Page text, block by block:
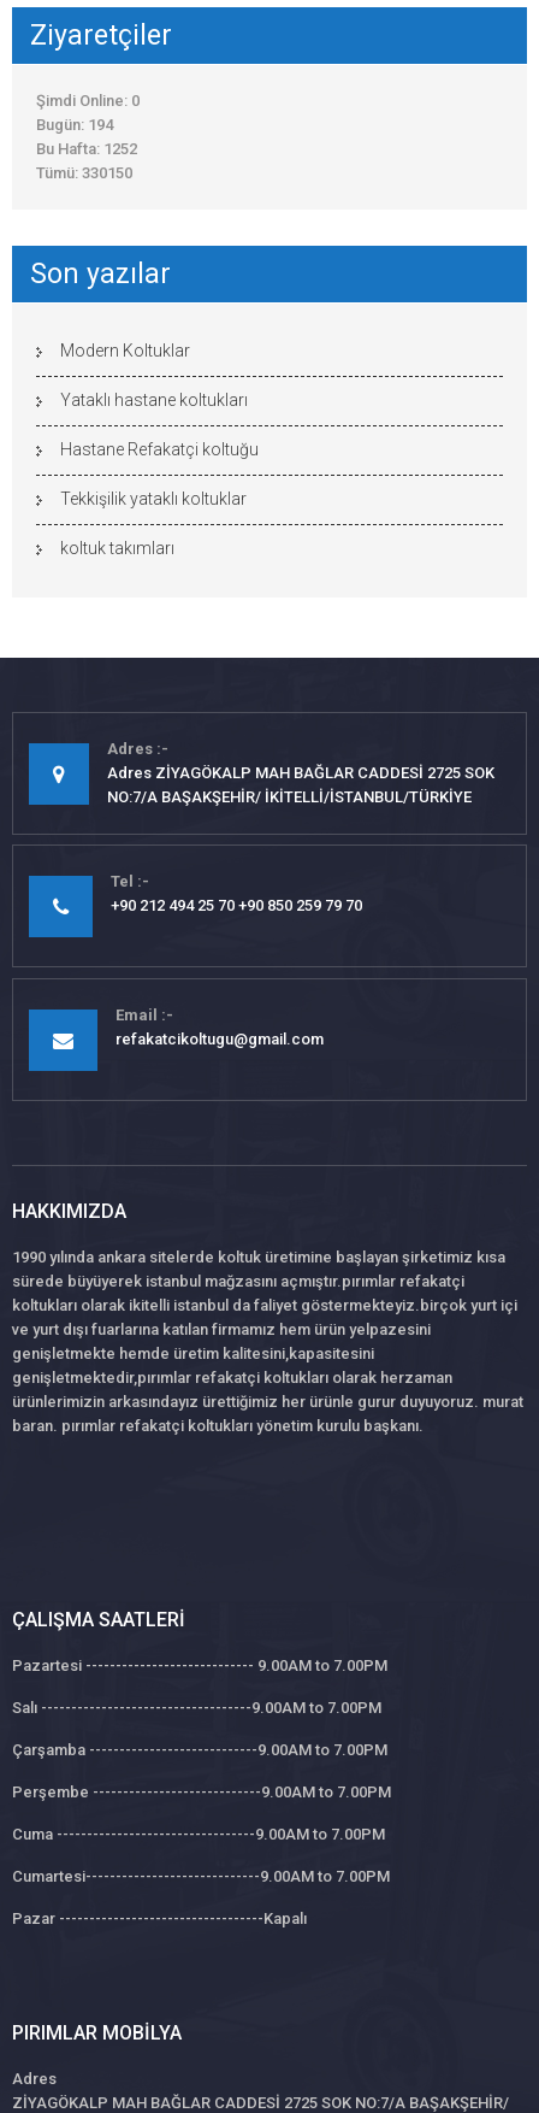
Ziyaretçiler
Şimdi Online: 0
Bugün: 194
Bu Hafta: 1252
Tümü: 330150
Son yazılar
Modern Koltuklar
Yataklı hastane koltukları
Hastane Refakatçi koltuğu
Tekkişilik yataklı koltuklar
koltuk takımları
Adres
Adres ZİYAGÖKALP MAH BAĞLAR CADDESİ 2725 SOK
NO:7/A BAŞAKŞEHİR/ İKİTELLİ/İSTANBUL/TÜRKİYE
Tel
+90 212 494 25 70 +90 850 259 79 70
Email
refakatcikoltugu@gmail.com
HAKKIMIZDA
1990 yılında ankara sitelerde koltuk üretimine başlayan şirketimiz kısa
sürede büyüyerek istanbul mağzasını açmıştır.pırımlar refakatçi
koltukları olarak ikitelli istanbul da faliyet göstermekteyiz.birçok yurt içi
ve yurt dışı fuarlarına katılan firmamız hem ürün yelpazesini
genişletmekte hemde üretim kalitesini,kapasitesini
genişletmektedir,pırımlar refakatçi koltukları olarak herzaman
ürünlerimizin arkasındayız ürettiğimiz her ürünle gurur duyuyoruz. murat
baran. pırımlar refakatçi koltukları yönetim kurulu başkanı.
ÇALIŞMA SAATLERI
Pazartesi ---------------------------- 9.00AM to 7.00PM
Salı -----------------------------------9.00AM to 7.00PM
Çarşamba ----------------------------9.00AM to 7.00PM
Perşembe ----------------------------9.00AM to 7.00PM
Cuma ---------------------------------9.00AM to 7.00PM
Cumartesi-----------------------------9.00AM to 7.00PM
Pazar ----------------------------------Kapalı
PIRIMLAR MOBILYA
Adres
ZİYAGÖKALP MAH BAĞLAR CADDESİ 2725 SOK NO:7/A BAŞAKŞEHİR/